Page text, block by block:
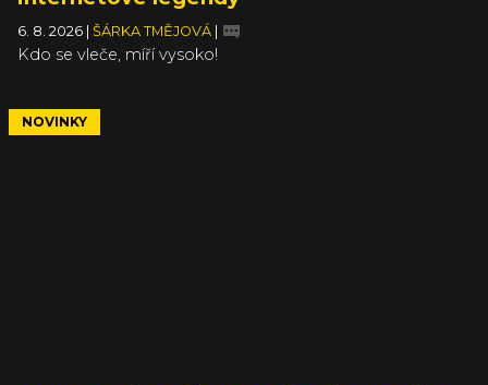
6. 8. 2026 | ŠÁRKA TMĚJOVÁ |
Kdo se vleče, míří vysoko!
NOVINKY